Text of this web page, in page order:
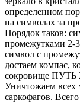
определенном
на символах за
Порядок таков:
промежутками 2-
символ с
достаем компас,
сокровище ПУТЬ
Уничтожаем всех
саркофагов.